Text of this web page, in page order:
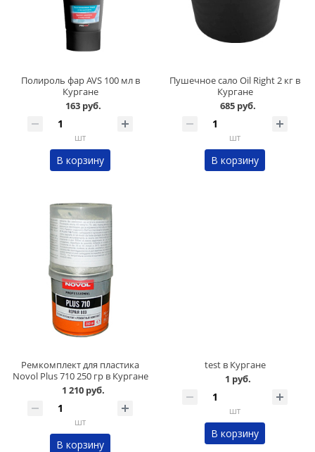
Полироль фар AVS 100 мл в
Кургане
163 руб.
шт
В корзину
Пушечное сало Oil Right 2 кг в
Кургане
685 руб.
шт
В корзину
Ремкомплект для пластика
Novol Plus 710 250 гр в Кургане
1 210 руб.
шт
В корзину
test в Кургане
1 руб.
шт
В корзину